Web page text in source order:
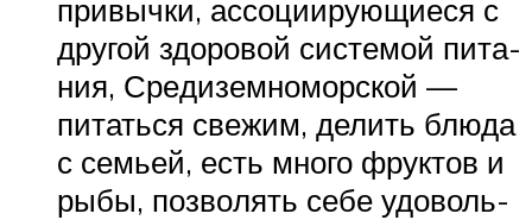
при­вычки, ассо­ци­и­ру­ю­щи­еся с
дру­гой здо­ро­вой систе­мой пита­
ния, Сре­ди­зем­но­мор­ской —
питаться све­жим, делить блюда
с семьей, есть много фрук­тов и
рыбы, поз­во­лять себе удо­воль­